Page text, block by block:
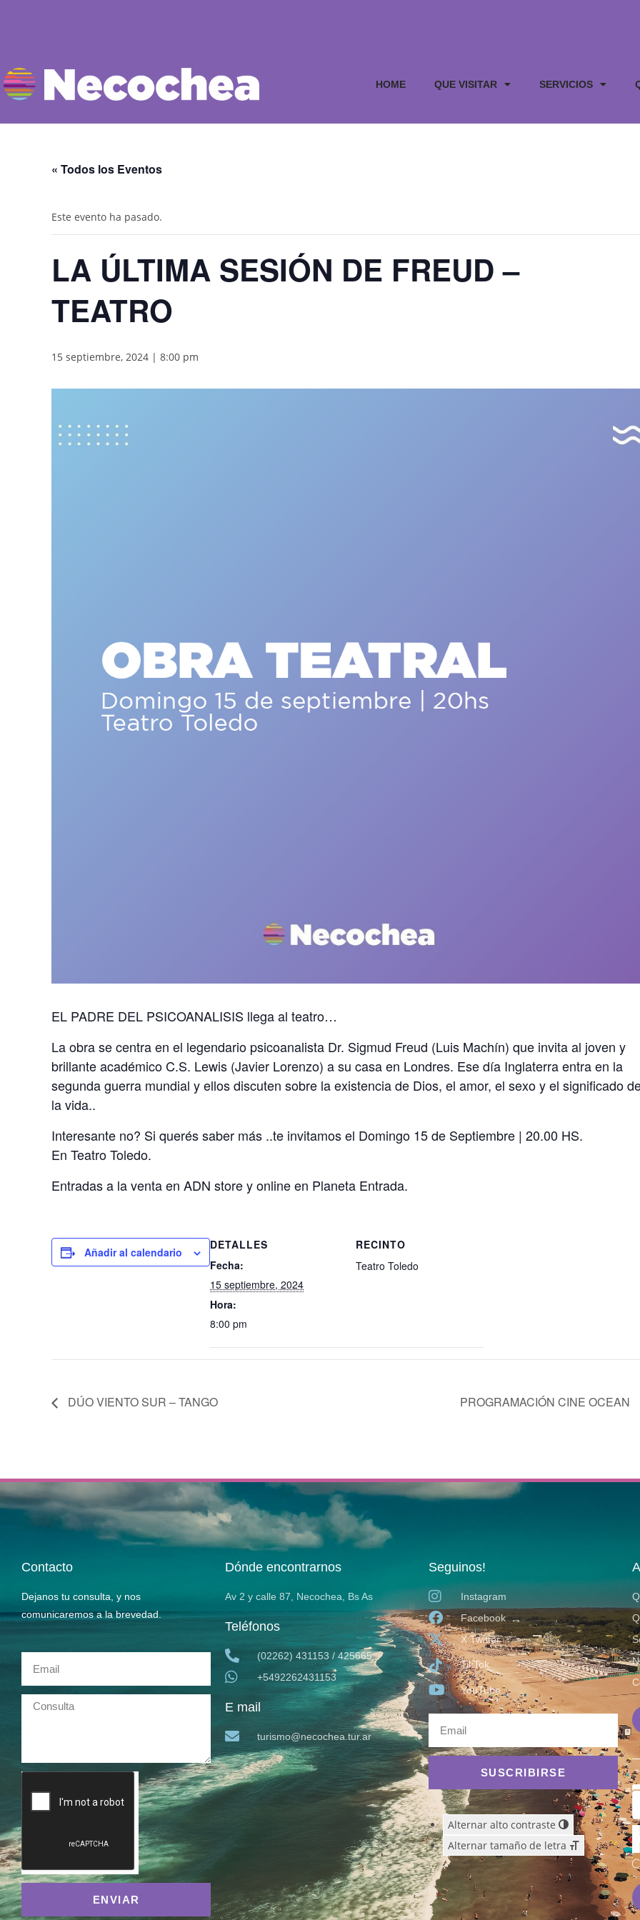
HOME QUE VISITAR SERVICIOS
« Todos los Eventos
Este evento ha pasado.
LA ÚLTIMA SESIÓN DE FREUD –
TEATRO
15 septiembre, 2024 | 8:00 pm
EL PADRE DEL PSICOANALISIS llega al teatro…
La obra se centra en el legendario psicoanalista Dr. Sigmud Freud (Luis Machín) que invita al joven y
brillante académico C.S. Lewis (Javier Lorenzo) a su casa en Londres. Ese día Inglaterra entra en la
segunda guerra mundial y ellos discuten sobre la existencia de Dios, el amor, el sexo y el significado
la vida..
Interesante no? Si querés saber más ..te invitamos el ️Domingo 15 de Septiembre | 20.00 HS.
En Teatro Toledo.
Entradas a la venta en ADN store y online en Planeta Entrada.
Añadir al calendario
DETALLES
Fecha:
15 septiembre, 2024
Hora:
8:00 pm
RECINTO
Teatro Toledo
DÚO VIENTO SUR – TANGO PROGRAMACIÓN CINE OCEAN
Contacto
Dejanos tu consulta, y nos
comunicaremos a la brevedad.
ENVIAR
Dónde encontrarnos
Av 2 y calle 87, Necochea, Bs As
Teléfonos
(02262) 431153 / 425665
+5492262431153
E mail
turismo@necochea.tur.ar
Seguinos!
Instagram
Facebook
X Twitter
TikTok
YouTube
SUSCRIBIRSE
Alternar alto contraste
Alternar tamaño de letra